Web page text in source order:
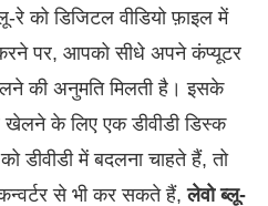
को डिजिटल वीडियो फ़ाइल में
पर, आपको सीधे अपने कंप्यूटर
की अनुमति मिलती है। इसके
खेलने के लिए एक डीवीडी डिस्क
में बदलना चाहते हैं, तो
से भी कर सकते हैं,लेवो ब्लू-